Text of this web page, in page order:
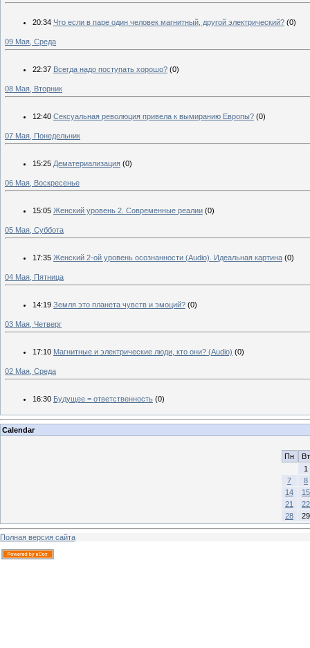
20:34 Что если в паре один человек магнитный, другой электрический? (0)
09 Мая, Среда
22:37 Всегда надо поступать хорошо? (0)
08 Мая, Вторник
12:40 Сексуальная революция привела к вымиранию Европы? (0)
07 Мая, Понедельник
15:25 Дематериализация (0)
06 Мая, Воскресенье
15:05 Женский уровень 2. Современные реалии (0)
05 Мая, Суббота
17:35 Женский 2-ой уровень осознанности (Audio). Идеальная картина (0)
04 Мая, Пятница
14:19 Земля это планета чувств и эмоций? (0)
03 Мая, Четверг
17:10 Магнитные и электрические люди, кто они? (Audio) (0)
02 Мая, Среда
16:30 Будущее = ответственность (0)
Calendar
Пн
Вт
1
7
8
14
15
21
22
28
29
Полная версия сайта